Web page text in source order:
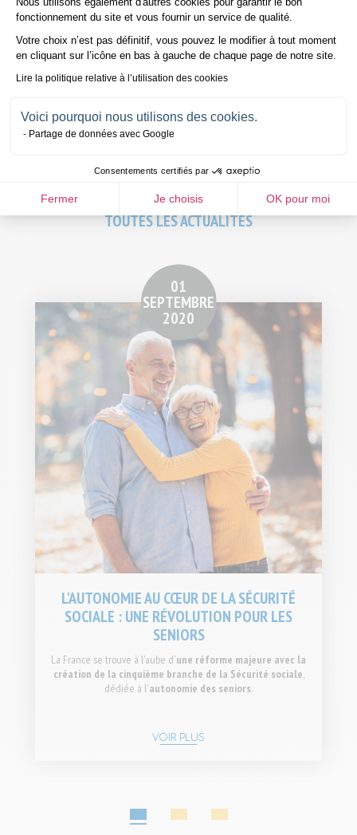
fonctionnement du site et vous fournir un service de qualité.
Votre choix n’est pas définitif, vous pouvez le modifier à tout moment
en cliquant sur l’icône en bas à gauche de chaque page de notre site.
Lire la politique relative à l’utilisation des cookies
Voici pourquoi nous utilisons des cookies.
Partage de données avec Google
Consentements certifiés par
Fermer Je choisis OK pour moi
Axeptio consent
Avez-vous trouvé cet article intéressant ?
Oui Non
Partager
FacebookTwitter
TOUTES LES ACTUALITÉS
01
SEPTEMBRE
2020
L'AUTONOMIE AU CŒUR DE LA SÉCURITÉ
SOCIALE : UNE RÉVOLUTION POUR LES
SENIORS
La France se trouve à l'aube d'une réforme majeure avec la
création de la cinquième branche de la Sécurité sociale,
dédiée à l'autonomie des seniors.
VOIR PLUS
1